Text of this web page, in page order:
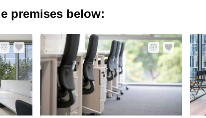
premises below: